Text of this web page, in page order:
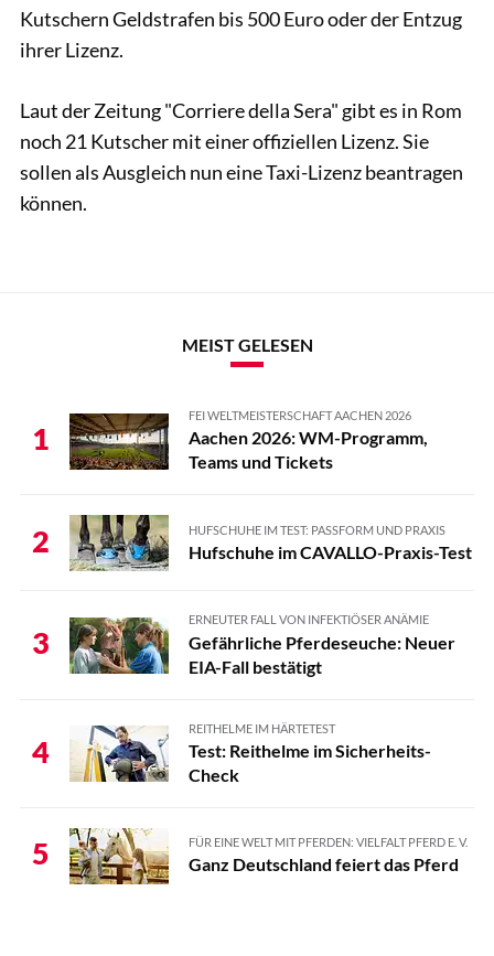
Kutschern Geldstrafen bis 500 Euro oder der Entzug
ihrer Lizenz.
Laut der Zeitung "Corriere della Sera" gibt es in Rom
noch 21 Kutscher mit einer offiziellen Lizenz. Sie
sollen als Ausgleich nun eine Taxi-Lizenz beantragen
können.
MEIST GELESEN
1
FEI WELTMEISTERSCHAFT AACHEN 2026
Aachen 2026: WM-Programm,
Teams und Tickets
2 HUFSCHUHE IM TEST: PASSFORM UND PRAXIS
Hufschuhe im CAVALLO-Praxis-Test
3
ERNEUTER FALL VON INFEKTIÖSER ANÄMIE
Gefährliche Pferdeseuche: Neuer
EIA-Fall bestätigt
4
REITHELME IM HÄRTETEST
Test: Reithelme im Sicherheits-
Check
5 FÜR EINE WELT MIT PFERDEN: VIELFALT PFERD E. V.
Ganz Deutschland feiert das Pferd